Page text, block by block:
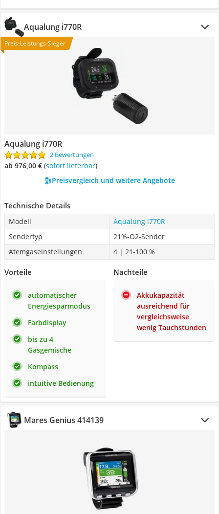
Aqualung i770R
Preis-Leistungs-Sieger
Aqualung i770R
2 Bewertungen
ab 976,00 € ( Sofort lieferbar)
Preisvergleich und weitere Angebote
Technische Details
Modell
Aqualung i770R
Sendertyp
21%-O2-Sender
Atemgaseinstellungen
4 | 21-100 %
Vorteile
automatischer
Energiesparmodus
Farbdisplay
bis zu 4
Gasgemische
Kompass
intuitive Bedienung
Nachteile
Akkukapazität
ausreichend für
vergleichsweise
wenig Tauchstunden
Mares Genius 414139